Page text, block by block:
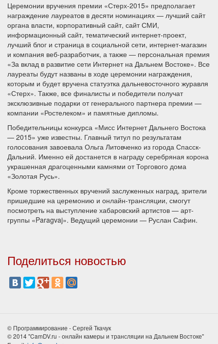
Церемонии вручения премии «Стерх-2015» предполагает
награждение лауреатов в десяти номинациях — лучший сайт
органа власти, корпоративный сайт, сайт СМИ,
информационный сайт, тематический интернет-проект,
лучший блог и страница в социальной сети, интернет-магазин
и компания веб-разработчик, а также — персональная премия
«За вклад в развитие сети Интернет на Дальнем Востоке». Все
лауреаты будут названы в ходе церемонии награждения,
которым и будет вручена статуэтка дальневосточного журавля
«Стерх». Также, все финалисты и победители получат
эксклюзивные подарки от генерального партнера премии —
компании «Ростелеком» и памятные дипломы.
Победительницы конкурса «Мисс Интернет Дальнего Востока
— 2015» уже известны. Главный титул по результатам
голосования завоевала Ольга Литовченко из города Спасск-
Дальний. Именно ей достанется в награду серебряная корона
украшенная драгоценными камнями от Торгового дома
«Золотая Русь».
Кроме торжественных вручений заслуженных наград, зрители
пришедшие на церемонию и онлайн-трансляции, смогут
посмотреть на выступление хабаровский артистов — арт-
группы «Paragvaj». Ведущий церемонии — Руслан Сафин.
Поделиться новостью
© Программирование - Сергей Ткачук
© 2014 "CamDV.ru - онлайн камеры и трансляции на Дальнем Востоке"